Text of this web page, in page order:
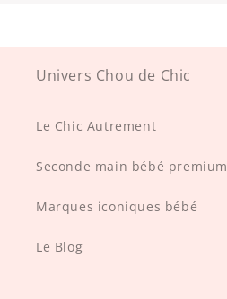
Univers Chou de Chic
Le Chic Autrement
Seconde main bébé premium
Marques iconiques bébé
Le Blog